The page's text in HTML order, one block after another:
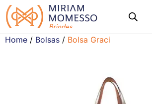
Home / Bolsas / Bolsa Graci